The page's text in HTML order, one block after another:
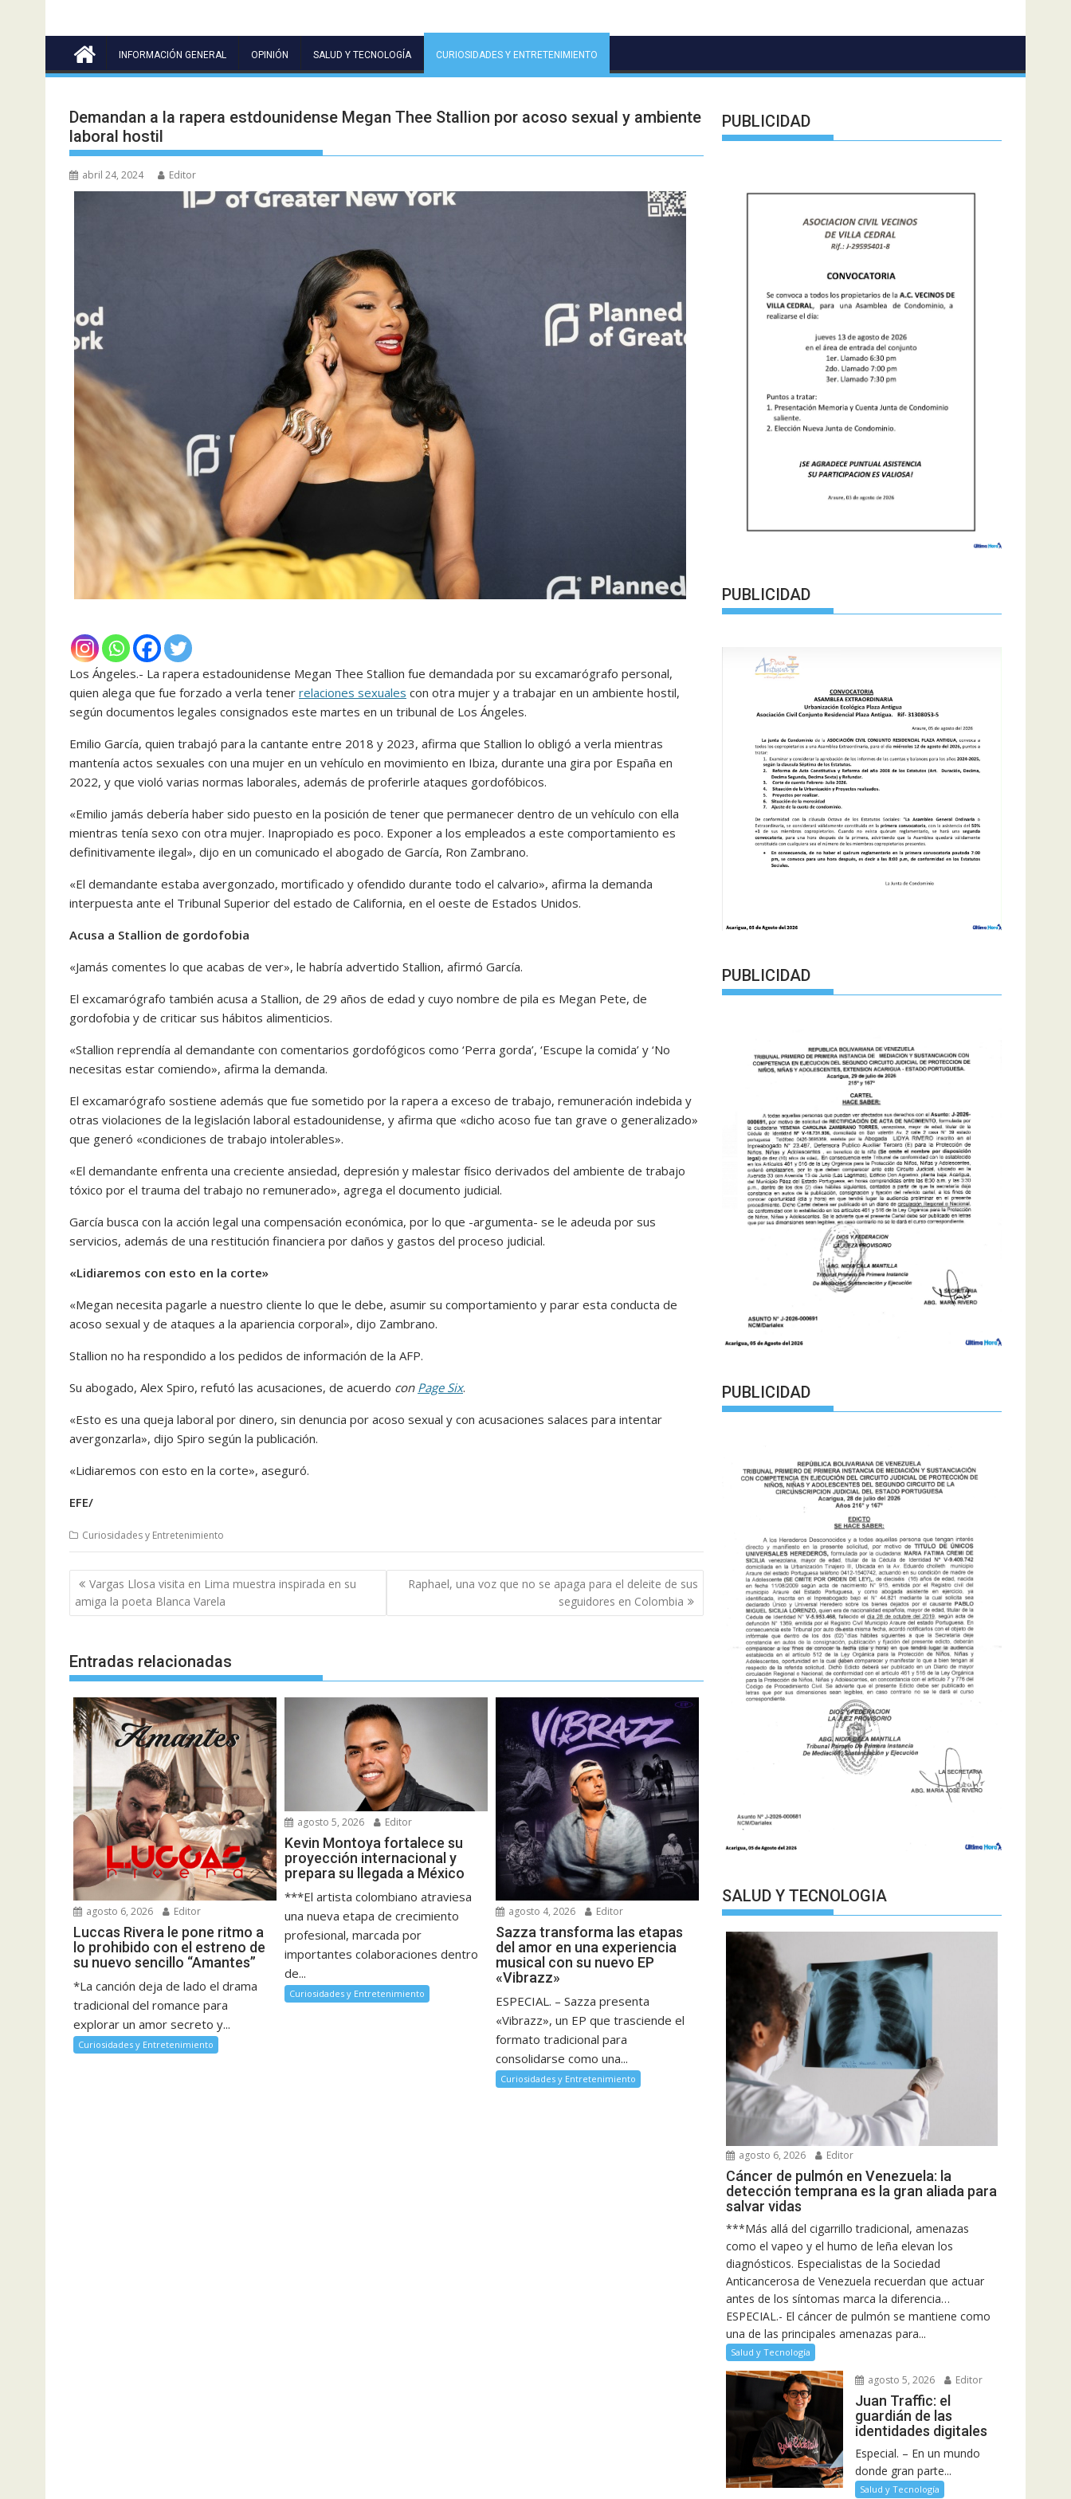
INFORMACIÓN GENERAL OPINIÓN SALUD Y TECNOLOGÍA CURIOSIDADES Y ENTRETENIMIENTO
Demandan a la rapera estdounidense Megan Thee Stallion por acoso sexual y ambiente
laboral hostil
abril 24, 2024 Editor
Los Ángeles.- La rapera estadounidense Megan Thee Stallion fue demandada por su excamarógrafo personal,
quien alega que fue forzado a verla tener relaciones sexuales con otra mujer y a trabajar en un ambiente hostil,
según documentos legales consignados este martes en un tribunal de Los Ángeles.
Emilio García, quien trabajó para la cantante entre 2018 y 2023, afirma que Stallion lo obligó a verla mientras
mantenía actos sexuales con una mujer en un vehículo en movimiento en Ibiza, durante una gira por España en
2022, y que violó varias normas laborales, además de proferirle ataques gordofóbicos.
«Emilio jamás debería haber sido puesto en la posición de tener que permanecer dentro de un vehículo con ella
mientras tenía sexo con otra mujer. Inapropiado es poco. Exponer a los empleados a este comportamiento es
definitivamente ilegal», dijo en un comunicado el abogado de García, Ron Zambrano.
«El demandante estaba avergonzado, mortificado y ofendido durante todo el calvario», afirma la demanda
interpuesta ante el Tribunal Superior del estado de California, en el oeste de Estados Unidos.
Acusa a Stallion de gordofobia
«Jamás comentes lo que acabas de ver», le habría advertido Stallion, afirmó García.
El excamarógrafo también acusa a Stallion, de 29 años de edad y cuyo nombre de pila es Megan Pete, de
gordofobia y de criticar sus hábitos alimenticios.
«Stallion reprendía al demandante con comentarios gordofógicos como ‘Perra gorda’, ‘Escupe la comida’ y ‘No
necesitas estar comiendo», afirma la demanda.
El excamarógrafo sostiene además que fue sometido por la rapera a exceso de trabajo, remuneración indebida y
otras violaciones de la legislación laboral estadounidense, y afirma que «dicho acoso fue tan grave o generalizado»
que generó «condiciones de trabajo intolerables».
«El demandante enfrenta una creciente ansiedad, depresión y malestar físico derivados del ambiente de trabajo
tóxico por el trauma del trabajo no remunerado», agrega el documento judicial.
García busca con la acción legal una compensación económica, por lo que -argumenta- se le adeuda por sus
servicios, además de una restitución financiera por daños y gastos del proceso judicial.
«Lidiaremos con esto en la corte»
«Megan necesita pagarle a nuestro cliente lo que le debe, asumir su comportamiento y parar esta conducta de
acoso sexual y de ataques a la apariencia corporal», dijo Zambrano.
Stallion no ha respondido a los pedidos de información de la AFP.
Su abogado, Alex Spiro, refutó las acusaciones, de acuerdo con Page Six.
«Esto es una queja laboral por dinero, sin denuncia por acoso sexual y con acusaciones salaces para intentar
avergonzarla», dijo Spiro según la publicación.
«Lidiaremos con esto en la corte», aseguró.
EFE/
Curiosidades y Entretenimiento
Navegación
de
entradas
Vargas Llosa visita en Lima muestra inspirada en su
amiga la poeta Blanca Varela
Raphael, una voz que no se apaga para el deleite de sus
seguidores en Colombia
Entradas relacionadas
agosto 6, 2026 Editor
Luccas Rivera le pone ritmo a
lo prohibido con el estreno de
su nuevo sencillo “Amantes”
*La canción deja de lado el drama
tradicional del romance para
explorar un amor secreto y...
Curiosidades y Entretenimiento
agosto 5, 2026 Editor
Kevin Montoya fortalece su
proyección internacional y
prepara su llegada a México
***El artista colombiano atraviesa
una nueva etapa de crecimiento
profesional, marcada por
importantes colaboraciones dentro
de...
Curiosidades y Entretenimiento
agosto 4, 2026 Editor
Sazza transforma las etapas
del amor en una experiencia
musical con su nuevo EP
«Vibrazz»
ESPECIAL. – Sazza presenta
«Vibrazz», un EP que trasciende el
formato tradicional para
consolidarse como una...
Curiosidades y Entretenimiento
PUBLICIDAD
PUBLICIDAD
PUBLICIDAD
PUBLICIDAD
SALUD Y TECNOLOGIA
agosto 6, 2026 Editor
Cáncer de pulmón en Venezuela: la
detección temprana es la gran aliada para
salvar vidas
***Más allá del cigarrillo tradicional, amenazas
como el vapeo y el humo de leña elevan los
diagnósticos. Especialistas de la Sociedad
Anticancerosa de Venezuela recuerdan que actuar
antes de los síntomas marca la diferencia…
ESPECIAL.- El cáncer de pulmón se mantiene como
una de las principales amenazas para...
Salud y Tecnología
agosto 5, 2026 Editor
Juan Traffic: el
guardián de las
identidades digitales
Especial. – En un mundo
donde gran parte...
Salud y Tecnología